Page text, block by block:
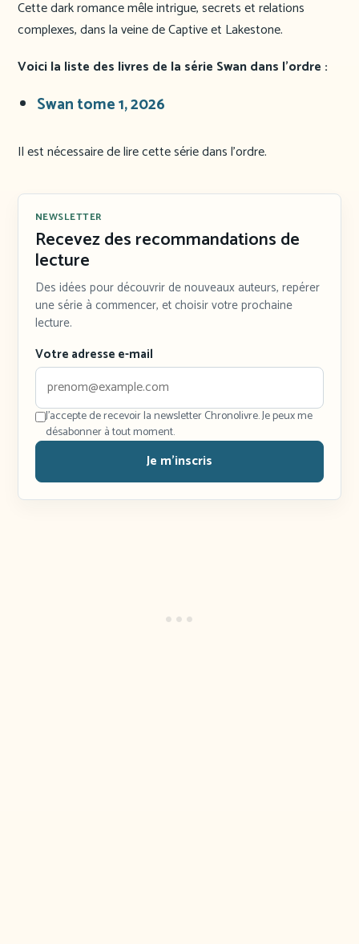
Cette dark romance mêle intrigue, secrets et relations
complexes, dans la veine de Captive et Lakestone.
Voici la liste des livres de la série Swan dans l’ordre :
Swan tome 1, 2026
Il est nécessaire de lire cette série dans l’ordre.
NEWSLETTER
Recevez des recommandations de
lecture
Des idées pour découvrir de nouveaux auteurs, repérer
une série à commencer, et choisir votre prochaine
lecture.
Votre adresse e-mail
J'accepte de recevoir la newsletter Chronolivre. Je peux me
désabonner à tout moment.